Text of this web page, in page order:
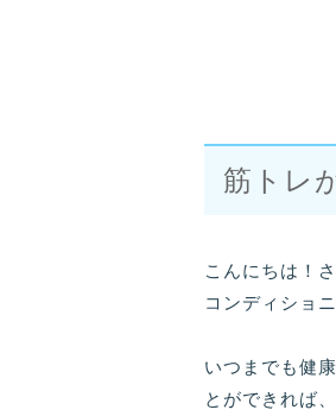
筋トレ
こんにちは！
コンディショ
いつまでも健
とができれば